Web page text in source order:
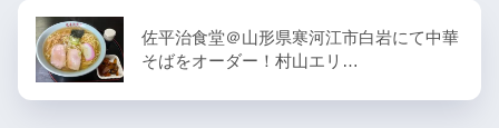
佐平治食堂＠山形県寒河江市白岩にて中華
そばをオーダー！村山エリ…